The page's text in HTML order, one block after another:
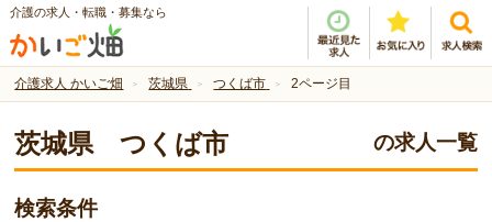
介護の求人・転職・募集なら
介護求人 かいご畑 茨城県 つくば市 2ページ目
茨城県 つくば市 の求人一覧
検索条件